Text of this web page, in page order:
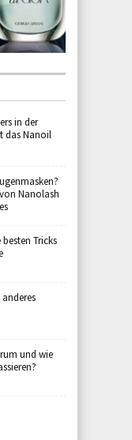
in der
das Nanoil
Nanolash
Tricks
und wie